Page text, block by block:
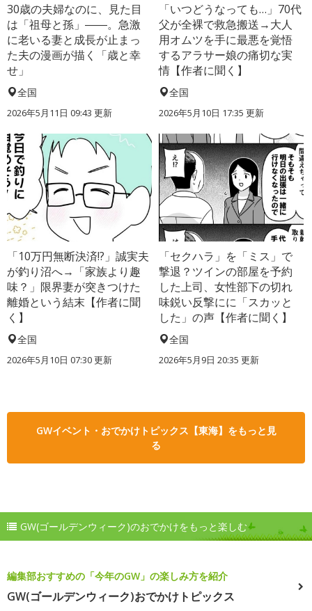
30歳の夫婦なのに、見た目
は「祖母と孫」――。急激
に老いる妻と成長が止まっ
た夫の漫画が描く「歳と幸
せ」
全国
2026年5月11日 09:43 更新
「いつどうなっても…」70代
父が全裸で救急搬送→大人
用オムツを手に最悪を覚悟
するアラサー娘の痛切な実
情【作者に聞く】
全国
2026年5月10日 17:35 更新
「10万円無断決済!?」誠実夫
が釣り沼へ→「家族より趣
味？」限界妻が突きつけた
離婚という結末【作者に聞
く】
全国
2026年5月10日 07:30 更新
「セクハラ」を「ミス」で
撃退？ツインの部屋を予約
した上司、女性部下の切れ
味鋭い反撃にに「スカッと
した」の声【作者に聞く】
全国
2026年5月9日 20:35 更新
GWイベント・おでかけトピックス【東海】をもっと見
る
GW(ゴールデンウィーク)のおでかけをもっと楽しむ
編集部おすすめの「今年のGW」の楽しみ方を紹介
GW(ゴールデンウィーク)おでかけトピックス